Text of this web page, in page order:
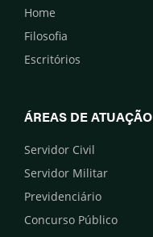
Home
Filosofia
Escritórios
ÁREAS DE ATUAÇÃO
Servidor Civil
Servidor Militar
Previdenciário
Concurso Público